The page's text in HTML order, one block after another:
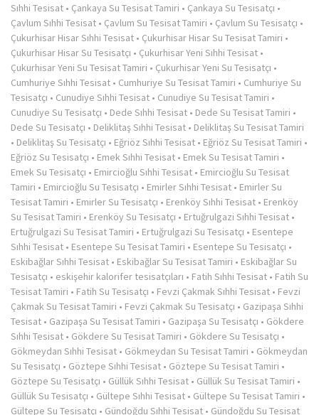
Sıhhi Tesisat • Çankaya Su Tesisat Tamiri • Çankaya Su Tesisatçı •
Çavlum Sıhhi Tesisat • Çavlum Su Tesisat Tamiri • Çavlum Su Tesisatçı •
Çukurhisar Hisar Sıhhi Tesisat • Çukurhisar Hisar Su Tesisat Tamiri •
Çukurhisar Hisar Su Tesisatçı • Çukurhisar Yeni Sıhhi Tesisat •
Çukurhisar Yeni Su Tesisat Tamiri • Çukurhisar Yeni Su Tesisatçı •
Cumhuriye Sıhhi Tesisat • Cumhuriye Su Tesisat Tamiri • Cumhuriye Su
Tesisatçı • Cunudiye Sıhhi Tesisat • Cunudiye Su Tesisat Tamiri •
Cunudiye Su Tesisatçı • Dede Sıhhi Tesisat • Dede Su Tesisat Tamiri •
Dede Su Tesisatçı • Deliklitaş Sıhhi Tesisat • Deliklitaş Su Tesisat Tamiri
• Deliklitaş Su Tesisatçı • Eğriöz Sıhhi Tesisat • Eğriöz Su Tesisat Tamiri •
Eğriöz Su Tesisatçı • Emek Sıhhi Tesisat • Emek Su Tesisat Tamiri •
Emek Su Tesisatçı • Emircioğlu Sıhhi Tesisat • Emircioğlu Su Tesisat
Tamiri • Emircioğlu Su Tesisatçı • Emirler Sıhhi Tesisat • Emirler Su
Tesisat Tamiri • Emirler Su Tesisatçı • Erenköy Sıhhi Tesisat • Erenköy
Su Tesisat Tamiri • Erenköy Su Tesisatçı • Ertuğrulgazi Sıhhi Tesisat •
Ertuğrulgazi Su Tesisat Tamiri • Ertuğrulgazi Su Tesisatçı • Esentepe
Sıhhi Tesisat • Esentepe Su Tesisat Tamiri • Esentepe Su Tesisatçı •
Eskibağlar Sıhhi Tesisat • Eskibağlar Su Tesisat Tamiri • Eskibağlar Su
Tesisatçı • eskişehir kalorifer tesisatçıları • Fatih Sıhhi Tesisat • Fatih Su
Tesisat Tamiri • Fatih Su Tesisatçı • Fevzi Çakmak Sıhhi Tesisat • Fevzi
Çakmak Su Tesisat Tamiri • Fevzi Çakmak Su Tesisatçı • Gazipaşa Sıhhi
Tesisat • Gazipaşa Su Tesisat Tamiri • Gazipaşa Su Tesisatçı • Gökdere
Sıhhi Tesisat • Gökdere Su Tesisat Tamiri • Gökdere Su Tesisatçı •
Gökmeydan Sıhhi Tesisat • Gökmeydan Su Tesisat Tamiri • Gökmeydan
Su Tesisatçı • Göztepe Sıhhi Tesisat • Göztepe Su Tesisat Tamiri •
Göztepe Su Tesisatçı • Güllük Sıhhi Tesisat • Güllük Su Tesisat Tamiri •
Güllük Su Tesisatçı • Gültepe Sıhhi Tesisat • Gültepe Su Tesisat Tamiri •
Gültepe Su Tesisatçı • Gündoğdu Sıhhi Tesisat • Gündoğdu Su Tesisat